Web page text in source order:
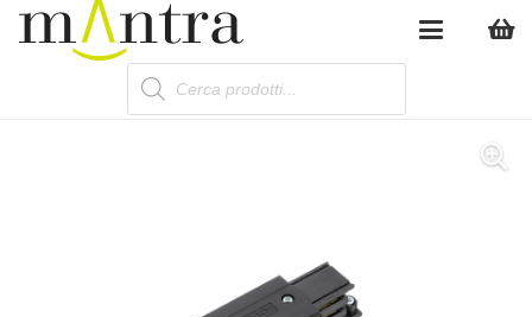
Products
search